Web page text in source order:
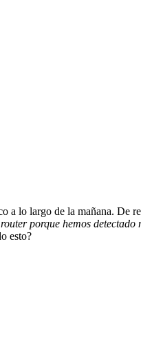
lo largo de la mañana. De
porque hemos
esto?